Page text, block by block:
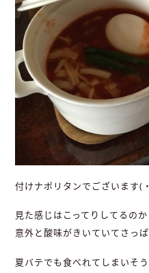
付けナポリタンでございます(
見た感じはこってりしてるのか
意外と酸味がきいていてさっ
夏バテでも食べれてしまいそ